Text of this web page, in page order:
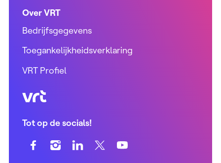
Over VRT
Bedrijfsgegevens
Toegankelijkheidsverklaring
VRT Profiel
VRT (home)
Tot op de socials!